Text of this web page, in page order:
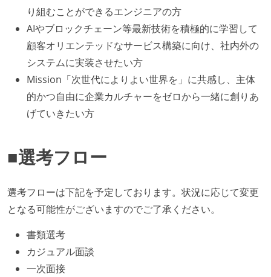
り組むことができるエンジニアの方
AIやブロックチェーン等最新技術を積極的に学習して
顧客オリエンテッドなサービス構築に向け、社内外の
システムに実装させたい方
Mission「次世代によりよい世界を」に共感し、主体
的かつ自由に企業カルチャーをゼロから一緒に創りあ
げていきたい方
■選考フロー
選考フローは下記を予定しております。状況に応じて変更
となる可能性がございますのでご了承ください。
書類選考
カジュアル面談
一次面接